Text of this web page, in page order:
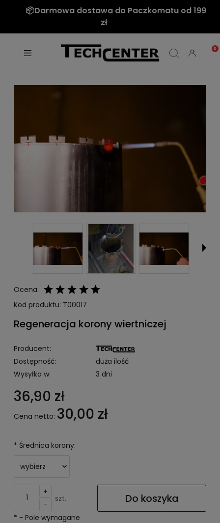
📦Darmowa dostawa do Paczkomatu od 199
zł
Ocena:
Kod produktu: T00017
Regeneracja korony wiertniczej
Producent:
Dostępność:
duża ilość
Wysyłka w:
3 dni
36,90 zł
Cena netto: 30,00 zł
* Średnica korony:
+
-
szt. Do koszyka
* - Pole wymagane